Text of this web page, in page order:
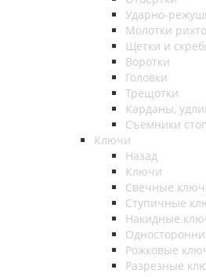
Ударно-
Молотки
Щетки и
Воротки
Головки
Трещотки
Карданы,
Съемники
Ключи
Назад
Ключи
Свечные
Ступичные
Накидные
Рожковые
Разрезные